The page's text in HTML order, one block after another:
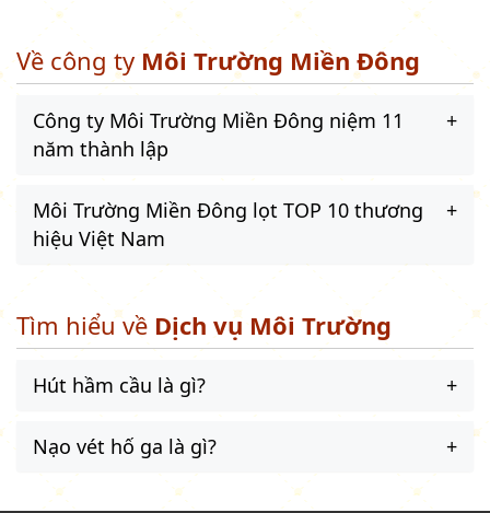
Về công ty Môi Trường Miền Đông
Công ty Môi Trường Miền Đông niệm 11
năm thành lập
Môi Trường Miền Đông lọt TOP 10 thương
hiệu Việt Nam
Tìm hiểu về Dịch vụ Môi Trường
Hút hầm cầu là gì?
Nạo vét hố ga là gì?